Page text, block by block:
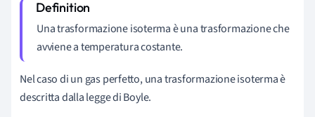
Una trasformazione isoterma è una trasformazione che
avviene a temperatura costante.
Nel caso di un gas perfetto, una trasformazione isoterma è
descritta dalla legge di Boyle.